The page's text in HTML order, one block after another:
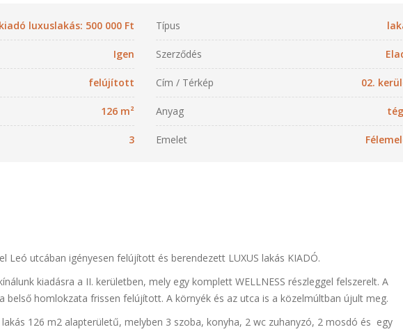
luxuslakás: 500 000 Ft Típus
Igen Szerződés
felújított Cím / Térkép 02.
126 m² Anyag
3 Emelet
Leó utcában igényesen felújított és berendezett LUXUS lakás KIADÓ.
kiadásra a II. kerületben, mely egy komplett WELLNESS részleggel felszerelt. A
belső homlokzata frissen felújított. A környék és az utca is a közelmúltban újult meg.
126 m2 alapterületű, melyben 3 szoba, konyha, 2 wc zuhanyzó, 2 mosdó és egy